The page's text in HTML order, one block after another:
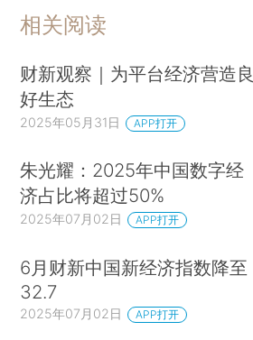
相关阅读
财新观察｜为平台经济营造良
好生态
2025年05月31日 APP打开
朱光耀：2025年中国数字经
济占比将超过50%
2025年07月02日 APP打开
6月财新中国新经济指数降至
32.7
2025年07月02日 APP打开